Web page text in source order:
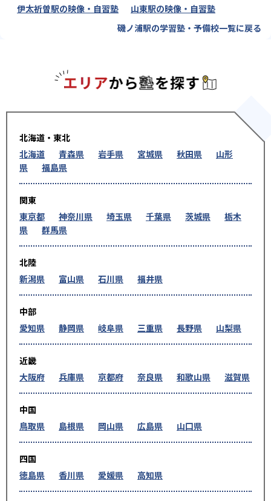
伊太祈曽駅の映像・自習塾
山東駅の映像・自習塾
磯ノ浦駅の学習塾・予備校一覧に戻る
北海道・東北
北海道
青森県 岩手県 宮城県 秋田県
山形
県
福島県
関東
東京都
神奈川県 埼玉県 千葉県 茨城県
栃木
県
群馬県
北陸
新潟県
富山県 石川県 福井県
中部
愛知県
静岡県 岐阜県 三重県 長野県 山梨県
近畿
大阪府
兵庫県 京都府 奈良県 和歌山県 滋賀県
中国
鳥取県
島根県 岡山県 広島県 山口県
四国
徳島県
香川県 愛媛県 高知県